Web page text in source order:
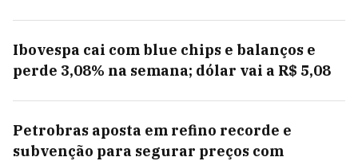
Ibovespa cai com blue chips e balanços e
perde 3,08% na semana; dólar vai a R$ 5,08
Petrobras aposta em refino recorde e
subvenção para segurar preços com